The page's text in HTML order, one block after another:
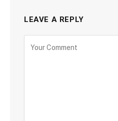
LEAVE A REPLY